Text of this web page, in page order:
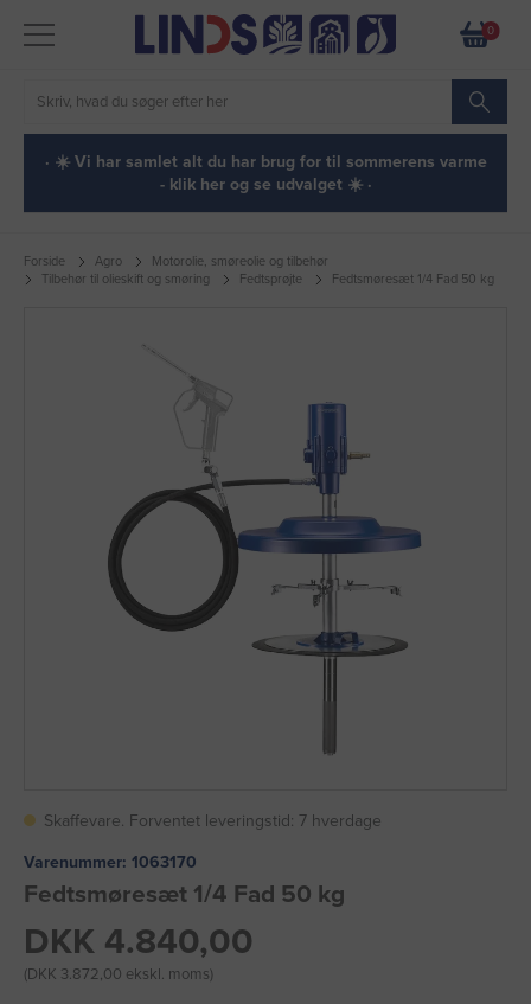
0
· ☀️ Vi har samlet alt du har brug for til sommerens varme
- klik her og se udvalget ☀️ ·
Forside Agro
Motorolie, smøreolie og tilbehør
Tilbehør til olieskift og smøring
Fedtsprøjte Fedtsmøresæt 1/4 Fad 50 kg
Skaffevare. Forventet leveringstid: 7 hverdage
Varenummer: 1063170
Fedtsmøresæt 1/4 Fad 50 kg
DKK 4.840,00
(DKK 3.872,00 ekskl. moms)